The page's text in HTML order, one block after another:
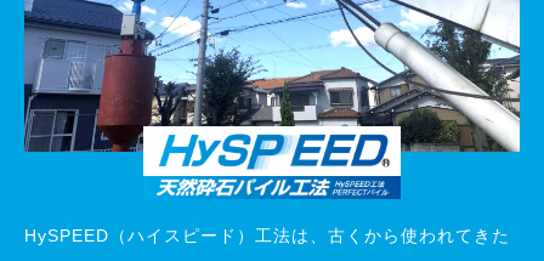
HySPEED（ハイスピード）工法は、古くから使われてきた